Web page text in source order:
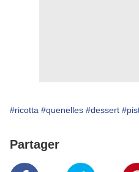
#ricotta #quenelles #dessert
Partager